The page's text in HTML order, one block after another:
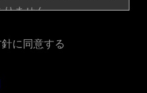
ません。
保護水準を満たしてい
に同意する